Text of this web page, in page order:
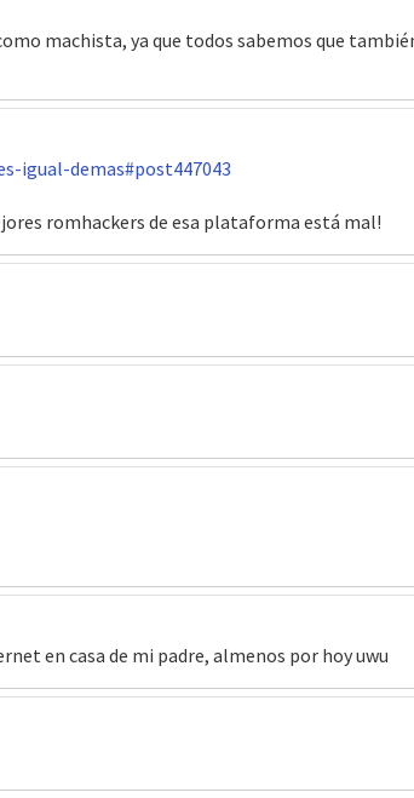
machista, ya que todos sabemos que
igual-demas#post447043
romhackers de esa plataforma está mal!
en casa de mi padre, almenos por hoy uwu